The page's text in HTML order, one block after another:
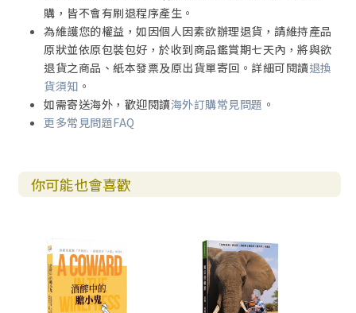
購，皆不會有刷退程序產生。
為維護您的權益，如因個人因素欲辦理退貨，請維持產品
原狀並依原包裝包好，於收到商品鑑賞期七天內，將與欲
退貨之商品、紙本發票及原出貨單寄回。詳細可閱讀退換
貨須知 。
如需寄送海外，歡迎閱讀海外訂購常見問題 。
更多常見問題FAQ
你可能也會喜歡